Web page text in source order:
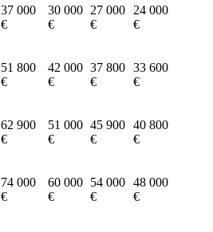
37 000
€
30 000
€
27 000
€
24 000
€
51 800
€
42 000
€
37 800
€
33 600
€
62 900
€
51 000
€
45 900
€
40 800
€
74 000
€
60 000
€
54 000
€
48 000
€